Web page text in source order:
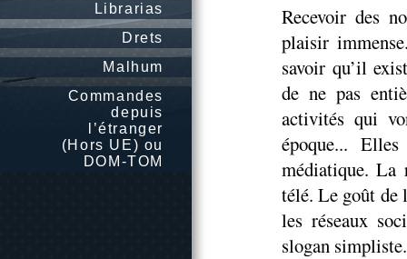
Librarias
Drets
Malhum
Commandes
depuis
l’étranger
(Hors UE) ou
DOM-TOM
Recevoir des
plaisir
savoir qu’il
de ne pas
activités qui
époque...
médiatique. La
télé. Le goût de
les réseaux
slogan simpliste.